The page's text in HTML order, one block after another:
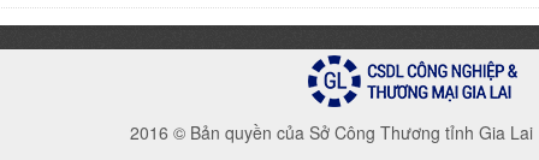
2016 © Bản quyền của Sở Công Thương tỉnh Gia Lai